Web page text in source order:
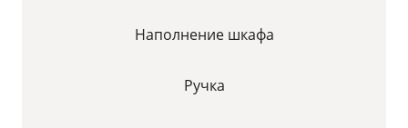
Наполнение шкафа
Ручка